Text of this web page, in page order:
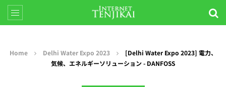
Home Delhi Water Expo 2023
[Delhi Water Expo 2023] 電力、
気候、エネルギーソリューション - DANFOSS